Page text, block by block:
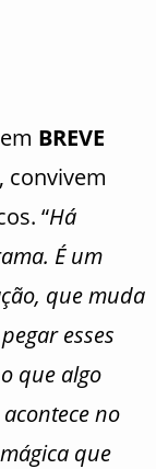
BREVE
, convivem
“Há
É um
que muda
esses
que algo
no
que